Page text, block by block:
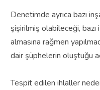
Denetimde ayrıca bazı
şişirilmiş olabileceği,
almasına rağmen
dair şüphelerin oluştuğu
Tespit edilen ihlaller